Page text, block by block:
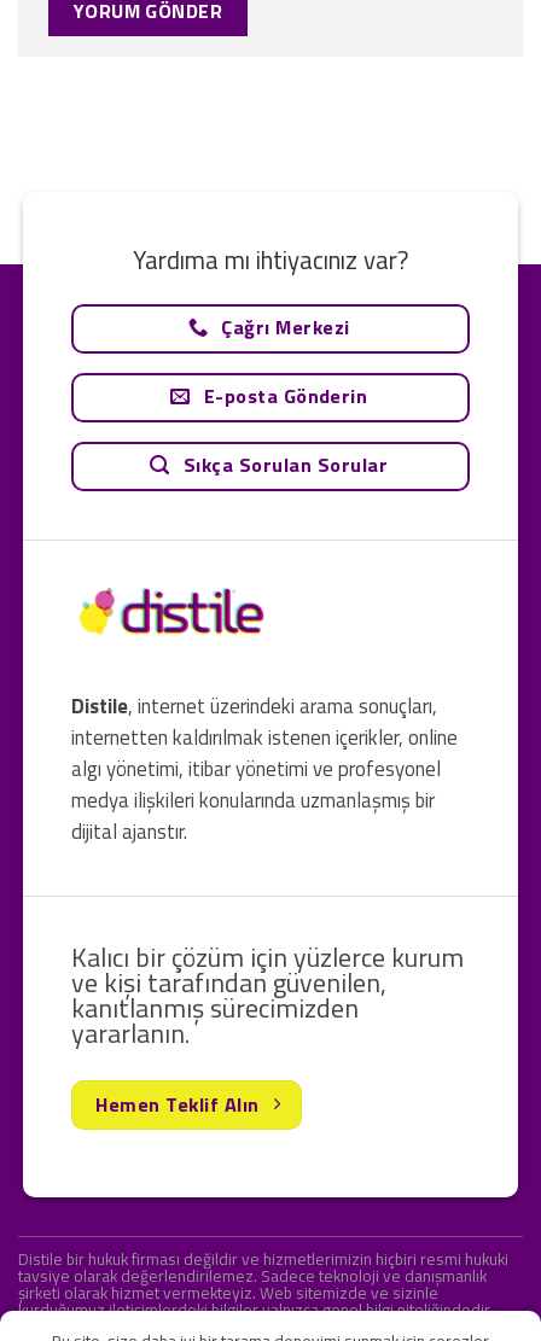
Distile, internet üzerindeki arama sonuçları,
internetten kaldırılmak istenen içerikler, online
algı yönetimi, itibar yönetimi ve profesyonel
medya ilişkileri konularında uzmanlaşmış bir
dijital ajanstır.
Yardıma mı ihtiyacınız var?
Çağrı Merkezi
E-posta Gönderin
Sıkça Sorulan Sorular
Kalıcı bir çözüm için yüzlerce kurum
ve kişi tarafından güvenilen,
kanıtlanmış sürecimizden
yararlanın.
Hemen Teklif Alın
Distile bir hukuk firması değildir ve hizmetlerimizin hiçbiri resmi hukuki
tavsiye olarak değerlendirilemez. Sadece teknoloji ve danışmanlık
şirketi olarak hizmet vermekteyiz. Web sitemizde ve sizinle
kurduğumuz iletişimlerdeki bilgiler yalnızca genel bilgi niteliğindedir.